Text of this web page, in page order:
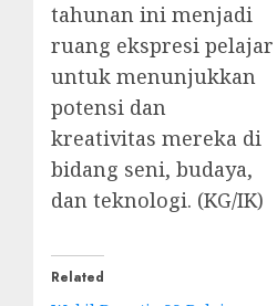
tahunan ini menjadi
ruang ekspresi pelajar
untuk menunjukkan
potensi dan
kreativitas mereka di
bidang seni, budaya,
dan teknologi. (KG/IK)
Related